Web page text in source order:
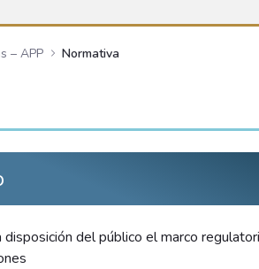
– APP Normativa
disposición del público el marco